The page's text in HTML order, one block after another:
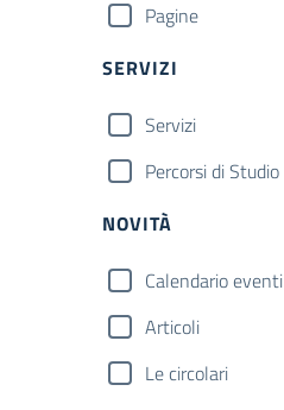
Pagine
SERVIZI
Servizi
Percorsi di Studio
NOVITÀ
Calendario eventi
Articoli
Le circolari